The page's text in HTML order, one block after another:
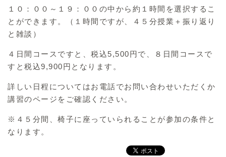
１０：００～１９：００の中から約１時間を選択するこ
とができます。（１時間ですが、４５分授業＋振り返り
と雑談）
４日間コースですと、税込5,500円で、８日間コースで
すと税込9,900円となります。
詳しい日程についてはお電話でお問い合わせいただくか
講習のページをご確認ください。
※４５分間、椅子に座っていられることが参加の条件と
なります。